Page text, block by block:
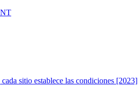
sitio establece las condiciones [2023]